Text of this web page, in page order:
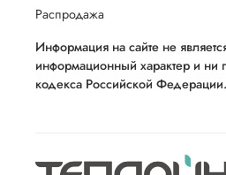
Распродажа
Информация на сайте не
информационный характер и ни
кодекса Российской